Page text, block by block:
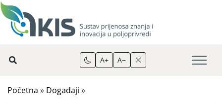
A+ A−
Početna » Događaji »